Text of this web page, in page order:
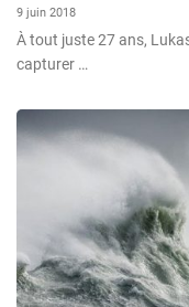
9 juin 2018
À tout juste 27 ans,
capturer …